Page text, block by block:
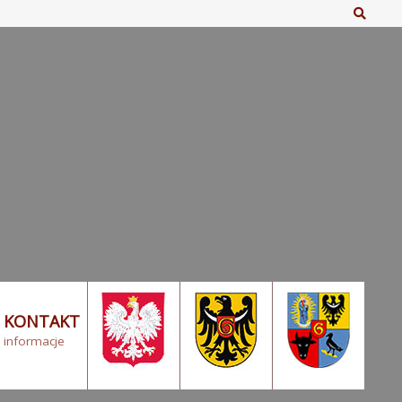
Szukaj
KONTAKT
informacje